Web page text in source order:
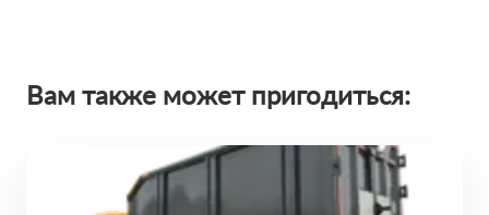
Вам также может пригодиться: